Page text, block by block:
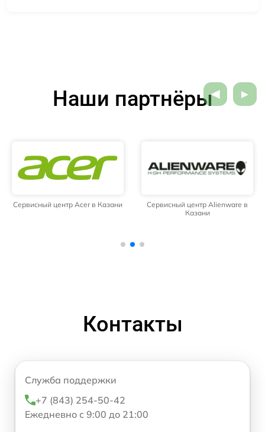
Наши партнёры
Сервисный центр Acer в Казани
Сервисный центр Alienware в
Казани
Контакты
Служба поддержки
+7 (843) 254-50-42
Ежедневно с 9:00 до 21:00